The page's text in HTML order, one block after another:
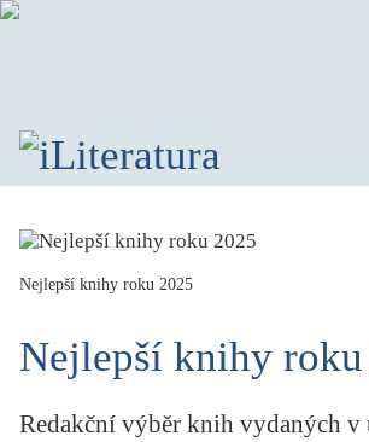
SPISOVATELÉ
KNIHY
LITERATURY
Nejlepší knihy roku 2025
Nejlepší knihy
Redakční výběr knih vydaných v